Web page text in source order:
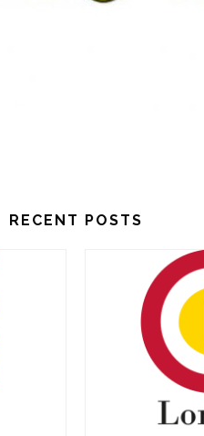
RECENT POSTS